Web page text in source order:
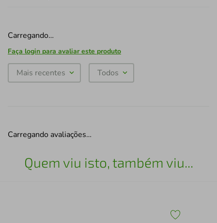
Carregando…
Faça login para avaliar este produto
Mais recentes Todos
Carregando avaliações…
Quem viu isto, também viu...